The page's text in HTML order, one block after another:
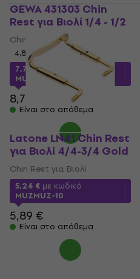
GEWA 431303 Chin
Rest για Βιολί 1/4 - 1/2
Chin Rest για Βιολί
4,8 /5
7,77 €με κωδικό
MUZMUZ-10
8,79 €
Είναι στο απόθεμα
Latone LN41 Chin Rest
για Βιολί 4/4-3/4 Gold
Chin Rest για Βιολί
5,24 € με κωδικό
MUZMUZ-10
5,89 €
Είναι στο απόθεμα